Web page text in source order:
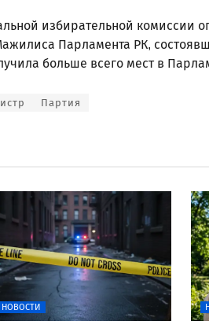
избирательной комиссии
Парламента РК,
больше всего мест в
Партия
НОВОСТИ